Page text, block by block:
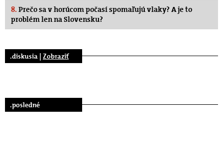
8. Prečo sa v horúcom počasí spomaľujú vlaky? A je to
problém len na Slovensku?
.diskusia | Zobraziť
.posledné